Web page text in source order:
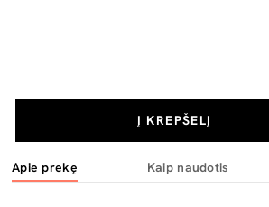
Į KREPŠELĮ
Apie prekę Kaip naudotis